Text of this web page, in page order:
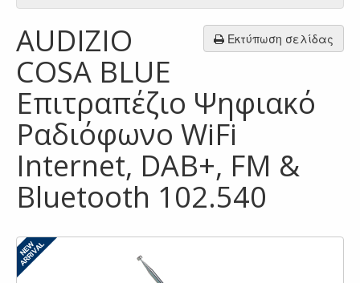
Εκτύπωση σελίδας
AUDIZIO
COSA BLUE
Επιτραπέζιο Ψηφιακό
Ραδιόφωνο WiFi
Internet, DAB+, FM &
Bluetooth 102.540